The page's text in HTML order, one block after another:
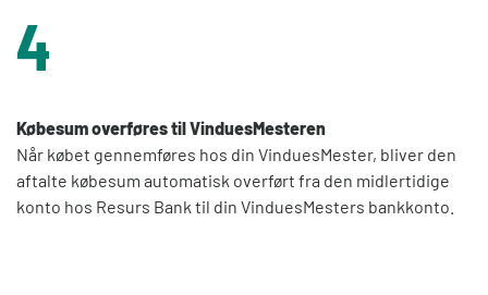
4
Købesum overføres til VinduesMesteren
Når købet gennemføres hos din VinduesMester, bliver den
aftalte købesum automatisk overført fra den midlertidige
konto hos Resurs Bank til din VinduesMesters bankkonto.